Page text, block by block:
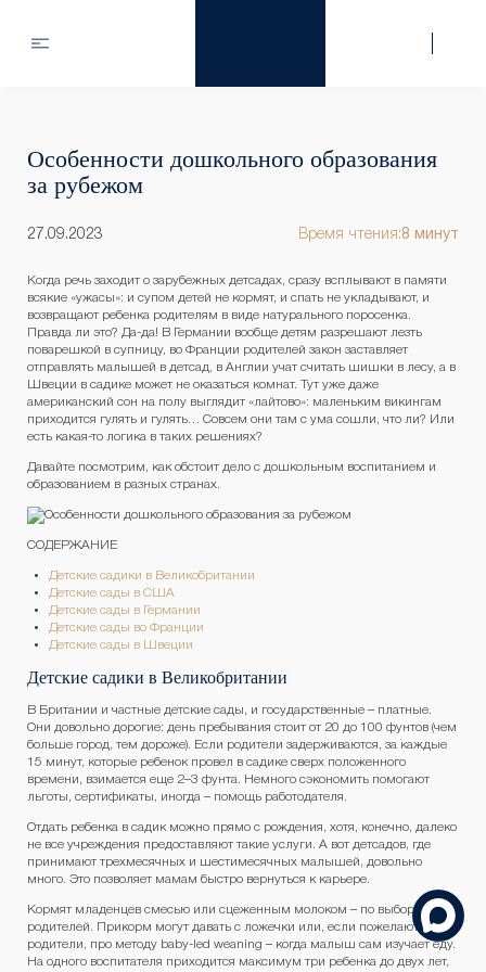
Особенности дошкольного образования
за рубежом
27.09.2023 Время чтения:8 минут
Когда речь заходит о зарубежных детсадах, сразу всплывают в памяти
всякие «ужасы»: и супом детей не кормят, и спать не укладывают, и
возвращают ребенка родителям в виде натурального поросенка.
Правда ли это? Да-да! В Германии вообще детям разрешают лезть
поварешкой в супницу, во Франции родителей закон заставляет
отправлять малышей в детсад, в Англии учат считать шишки в лесу, а в
Швеции в садике может не оказаться комнат. Тут уже даже
американский сон на полу выглядит «лайтово»: маленьким викингам
приходится гулять и гулять… Совсем они там с ума сошли, что ли? Или
есть какая-то логика в таких решениях?
Давайте посмотрим, как обстоит дело с дошкольным воспитанием и
образованием в разных странах.
СОДЕРЖАНИЕ
Детские садики в Великобритании
Детские сады в США
Детские сады в Германии
Детские сады во Франции
Детские сады в Швеции
Детские садики в Великобритании
В Британии и частные детские сады, и государственные – платные.
Они довольно дорогие: день пребывания стоит от 20 до 100 фунтов (чем
больше город, тем дороже). Если родители задерживаются, за каждые
15 минут, которые ребенок провел в садике сверх положенного
времени, взимается еще 2–3 фунта. Немного сэкономить помогают
льготы, сертификаты, иногда – помощь работодателя.
Отдать ребенка в садик можно прямо с рождения, хотя, конечно, далеко
не все учреждения предоставляют такие услуги. А вот детсадов, где
принимают трехмесячных и шестимесячных малышей, довольно
много. Это позволяет мамам быстро вернуться к карьере.
Кормят младенцев смесью или сцеженным молоком – по выбору
родителей. Прикорм могут давать с ложечки или, если пожелают
родители, про методу baby-led weaning – когда малыш сам изучает еду.
На одного воспитателя приходится максимум три ребенка до двух лет,